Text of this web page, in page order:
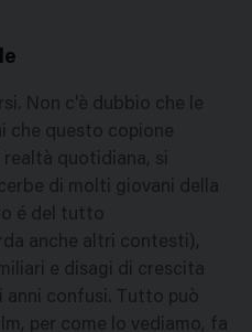
Non c'è dubbio che le
che questo copione
quotidiana, si
di molti giovani della
é del tutto
anche altri contesti),
e disagi di crescita
anni confusi. Tutto può
per come lo vediamo, fa